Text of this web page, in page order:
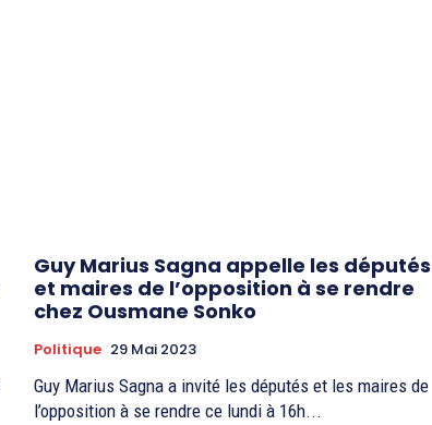
Guy Marius Sagna appelle les députés
et maires de l’opposition à se rendre
chez Ousmane Sonko
Politique 29 Mai 2023
Guy Marius Sagna a invité les députés et les maires de
l’opposition à se rendre ce lundi à 16h...